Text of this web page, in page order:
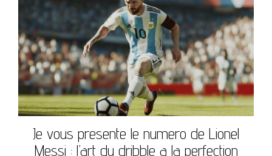
Je vous presente le numero de Lionel
Messi : l’art du dribble a la perfection